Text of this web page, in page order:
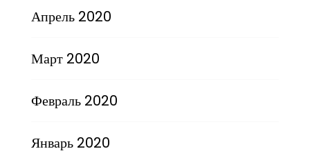
Апрель 2020
Март 2020
Февраль 2020
Январь 2020